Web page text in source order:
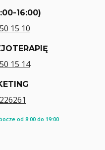
16:00)
15 10
15 14
od 8:00 do 19:00